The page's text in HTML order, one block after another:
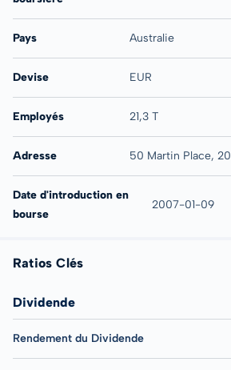
Pays Australie
Devise EUR
Employés 21,3 T
Adresse 50 Martin Place,
Date d'introduction en
bourse
2007-01-09
Ratios Clés
Dividende
Rendement du Dividende